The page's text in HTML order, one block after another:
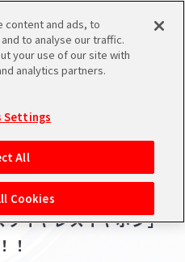
スケジュール 検索
タルへの登録について
シリアルコード・
あいことば
ース
発売の「アイドルマ
イヤレスイヤホン」
！
content and ads, to
to analyse our traffic.
your use of our site with
analytics partners.
Settings
All
Cookies